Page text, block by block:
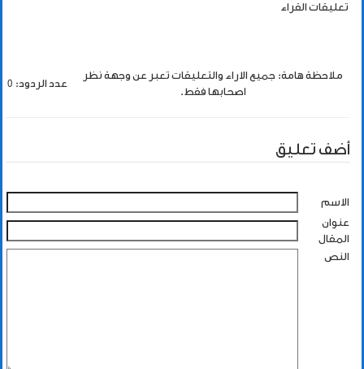
تعليقات القراء
ملاحظة هامة: جميع الاراء والتعليقات تعبر عن وجهة نظر
اصحابها فقط.
عدد الردود: 0
أضف تعليق
الاسم
عنوان
المقال
النص